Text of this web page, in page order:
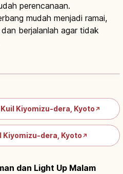
perencanaan.
mudah menjadi ramai,
berjalanlah agar tidak
Kayu,
Kiyomizu-dera, Kyoto ↗
Kiyomizu-dera, Kyoto ↗
dan Light Up Malam